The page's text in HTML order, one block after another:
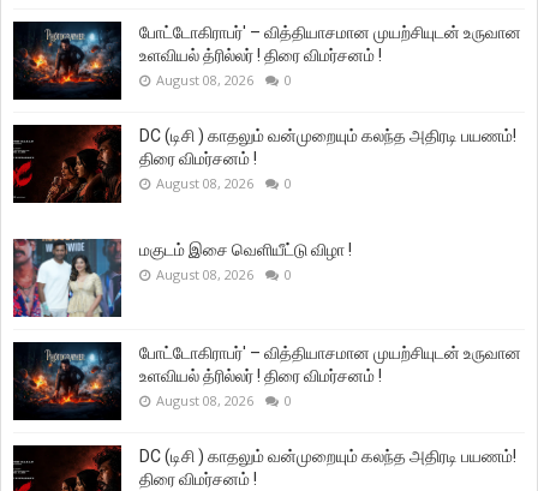
போட்டோகிராபர்' – வித்தியாசமான முயற்சியுடன் உருவான
உளவியல் த்ரில்லர் ! திரை விமர்சனம் !
August 08, 2026 0
DC (டிசி ) காதலும் வன்முறையும் கலந்த அதிரடி பயணம்!
திரை விமர்சனம் !
August 08, 2026 0
மகுடம் இசை வெளியீட்டு விழா !
August 08, 2026 0
போட்டோகிராபர்' – வித்தியாசமான முயற்சியுடன் உருவான
உளவியல் த்ரில்லர் ! திரை விமர்சனம் !
August 08, 2026 0
DC (டிசி ) காதலும் வன்முறையும் கலந்த அதிரடி பயணம்!
திரை விமர்சனம் !